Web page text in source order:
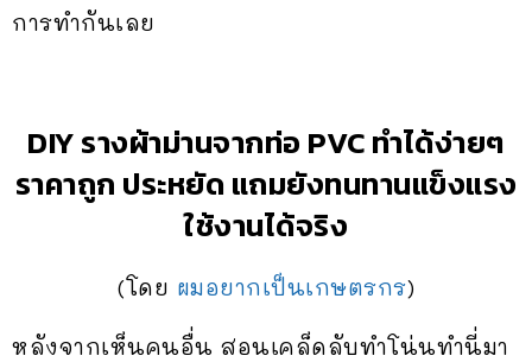
การทำกันเลย
DIY รางผ้าม่านจากท่อ PVC ทำได้ง่ายๆ
ราคาถูก ประหยัด แถมยังทนทานแข็งแรง
ใช้งานได้จริง
(โดย ผมอยากเป็นเกษตรกร)
หลังจากเห็นคนอื่น สอนเคล็ดลับทำโน่นทำนี่มา